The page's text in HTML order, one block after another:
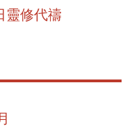
靈修代禱